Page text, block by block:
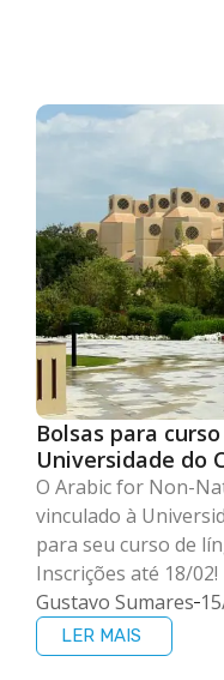
Bolsas para
Universidade do
O Arabic for Non-
vinculado à
para seu curso de
Inscrições até 18/02!
Gustavo Sumares
LER MAIS